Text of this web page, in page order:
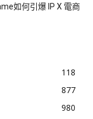
如何引爆 IP X 電商
118
877
980